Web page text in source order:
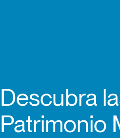
Descubra
Patrimonio